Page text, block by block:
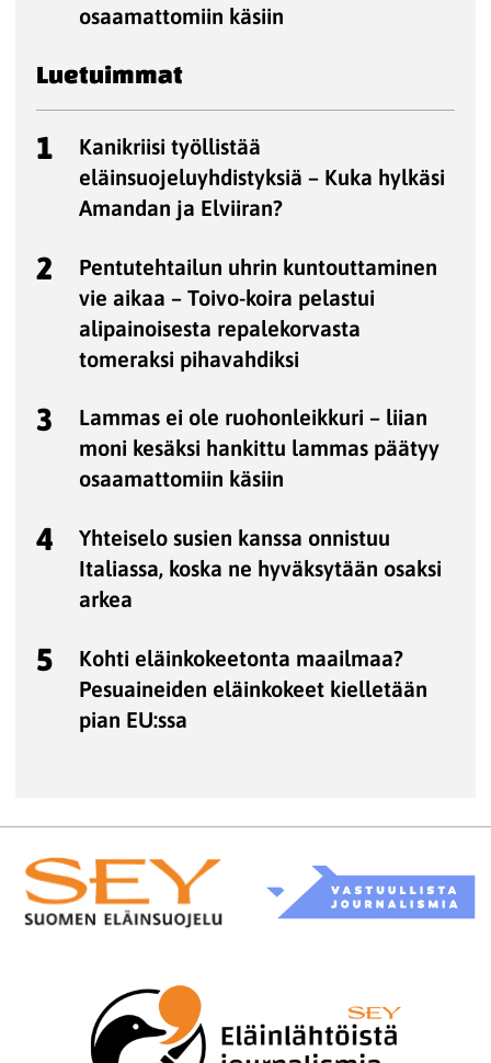
osaamattomiin käsiin
Luetuimmat
1
Kanikriisi työllistää
eläinsuojeluyhdistyksiä – Kuka hylkäsi
Amandan ja Elviiran?
2
Pentutehtailun uhrin kuntouttaminen
vie aikaa – Toivo-koira pelastui
alipainoisesta repalekorvasta
tomeraksi pihavahdiksi
3
Lammas ei ole ruohonleikkuri – liian
moni kesäksi hankittu lammas päätyy
osaamattomiin käsiin
4
Yhteiselo susien kanssa onnistuu
Italiassa, koska ne hyväksytään osaksi
arkea
5
Kohti eläinkokeetonta maailmaa?
Pesuaineiden eläinkokeet kielletään
pian EU:ssa